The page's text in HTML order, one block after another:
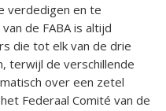
verdedigen en te
de FABA is altijd
die tot elk van de drie
terwijl de verschillende
over een zetel
Federaal Comité van de